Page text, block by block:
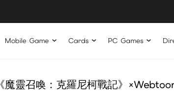
Mobile Game Cards PC Games
《魔靈召喚：克羅尼柯戰記》